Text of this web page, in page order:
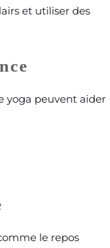
et utiliser des
yoga peuvent aider
le repos